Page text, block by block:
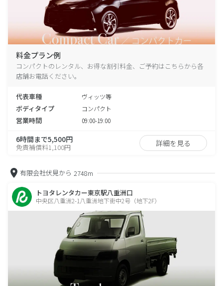
料金プラン例
コンパクトのレンタル、お得な割引料金、ご予約はこちらから各
店舗お電話ください。
代表車種 ヴィッツ等
ボディタイプ コンパクト
営業時間 09:00-19:00
6時間まで5,500円
免責補償料1,100円 詳細を見る
有限会社伏見から 2748m
トヨタレンタカー東京駅八重洲口
中央区八重洲2-1八重洲地下街中2号（地下2F）